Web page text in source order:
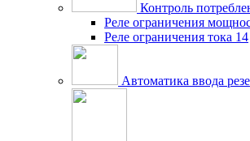
Контроль
Реле ограничения
Реле ограничения тока 14
Автоматика ввода